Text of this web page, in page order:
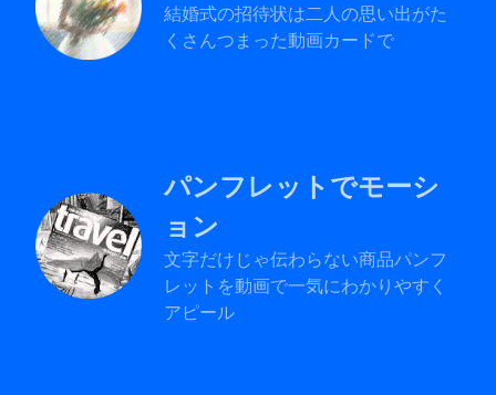
結婚式の招待状は二人の思い出がた
くさんつまった動画カードで
パンフレットでモーシ
ョン
文字だけじゃ伝わらない商品パンフ
レットを動画で一気にわかりやすく
アピール